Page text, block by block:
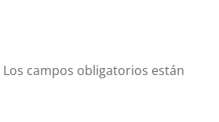
Los campos obligatorios están